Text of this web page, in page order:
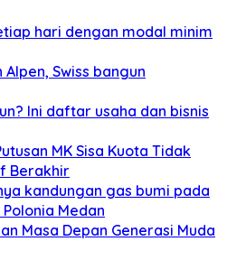
hari dengan modal minim
Swiss bangun
Ini daftar usaha dan bisnis
MK Sisa Kuota Tidak
Berakhir
kandungan gas bumi pada
Medan
Masa Depan Generasi Muda